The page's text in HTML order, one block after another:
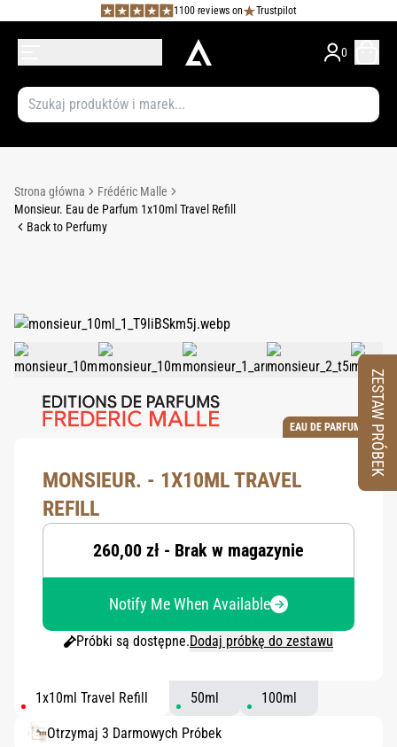
1100 reviews on Trustpilot
0
Strona główna
Frédéric Malle
Monsieur. Eau de Parfum 1x10ml Travel Refill
Back to Perfumy
EAU DE PARFUM
MONSIEUR. - 1X10ML TRAVEL
REFILL
260,00 zł - Brak w magazynie
Notify Me When Available
Próbki są dostępne.Dodaj próbkę do zestawu
1x10ml Travel Refill 50ml 100ml
Otrzymaj 3 Darmowych Próbek
ZESTAW PRÓBEK